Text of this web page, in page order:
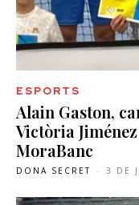
ESPORTS
Alain Gaston,
Victòria
MoraBanc
DONA SECRET - 3 DE